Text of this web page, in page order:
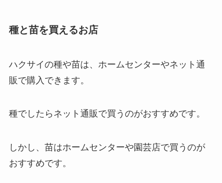
種と苗を買えるお店
ハクサイの種や苗は、ホームセンターやネット通
販で購入できます。
種でしたらネット通販で買うのがおすすめです。
しかし、苗はホームセンターや園芸店で買うのが
おすすめです。